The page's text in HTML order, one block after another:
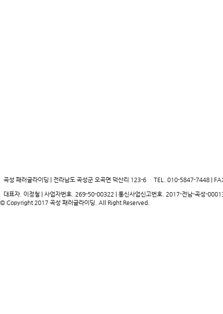
곡성 패러글라이딩 | 전라남도 곡성군 오곡면 덕산리 123-6 TEL. 010-5847-7448 |
대표자. 이정철 | 사업자번호. 269-50-00322 | 통신사업신고번호. 2017-전남-곡성-
© Copyright 2017 곡성 패러글라이딩. All Right Reserved.